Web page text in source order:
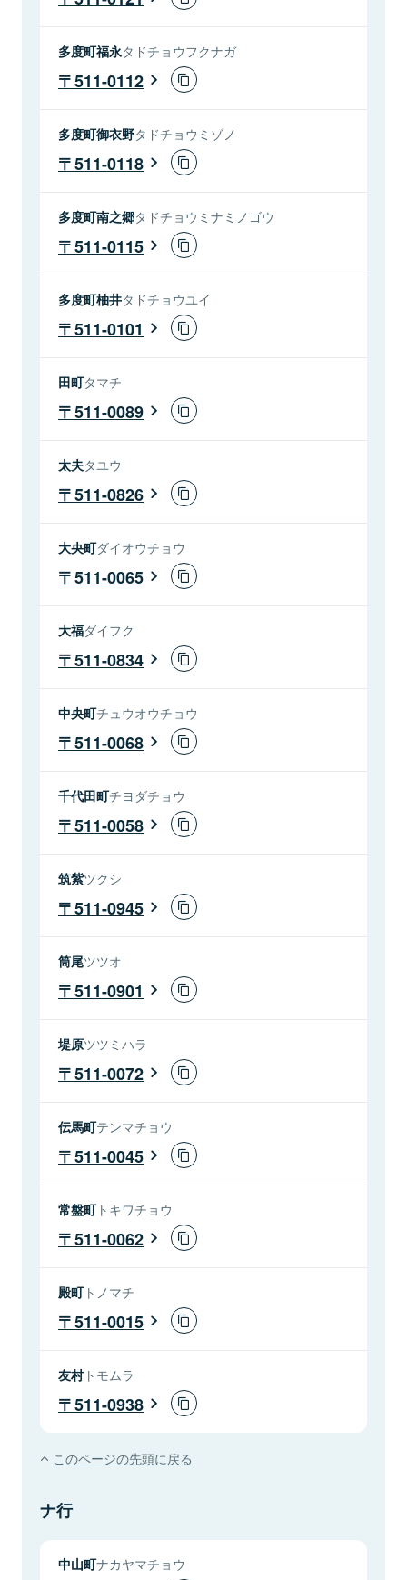
多度町福永タドチョウフクナガ
511-0112
多度町御衣野タドチョウミゾノ
511-0118
多度町南之郷タドチョウミナミノゴウ
511-0115
多度町柚井タドチョウユイ
511-0101
田町タマチ
511-0089
太夫タユウ
511-0826
大央町ダイオウチョウ
511-0065
大福ダイフク
511-0834
中央町チュウオウチョウ
511-0068
千代田町チヨダチョウ
511-0058
筑紫ツクシ
511-0945
筒尾ツツオ
511-0901
堤原ツツミハラ
511-0072
伝馬町テンマチョウ
511-0045
常盤町トキワチョウ
511-0062
殿町トノマチ
511-0015
友村トモムラ
511-0938
このページの先頭に戻る
ナ行
中山町ナカヤマチョウ